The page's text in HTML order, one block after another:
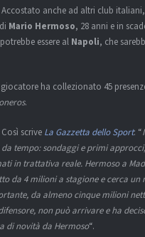
Accostato anche ad altri club italiani,
Mario Hermoso, 28 anni e in
essere al Napoli, che
ha collezionato 45
.
Così scrive La Gazzetta dello Sport: “
tempo: sondaggi e primi approcci,
in trattativa reale. Hermoso a
da 4 milioni a stagione e cerca un
da almeno cinque milioni
non può arrivare e ha
di novità da Hermoso“.